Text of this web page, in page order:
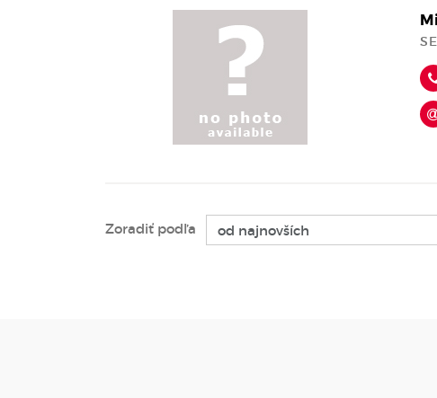
Zoradiť podľa